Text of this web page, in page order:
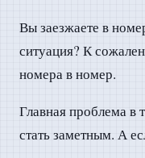
Вы заезжаете в
ситуация? К
номера в номер.
Главная проблема в
стать заметным. А